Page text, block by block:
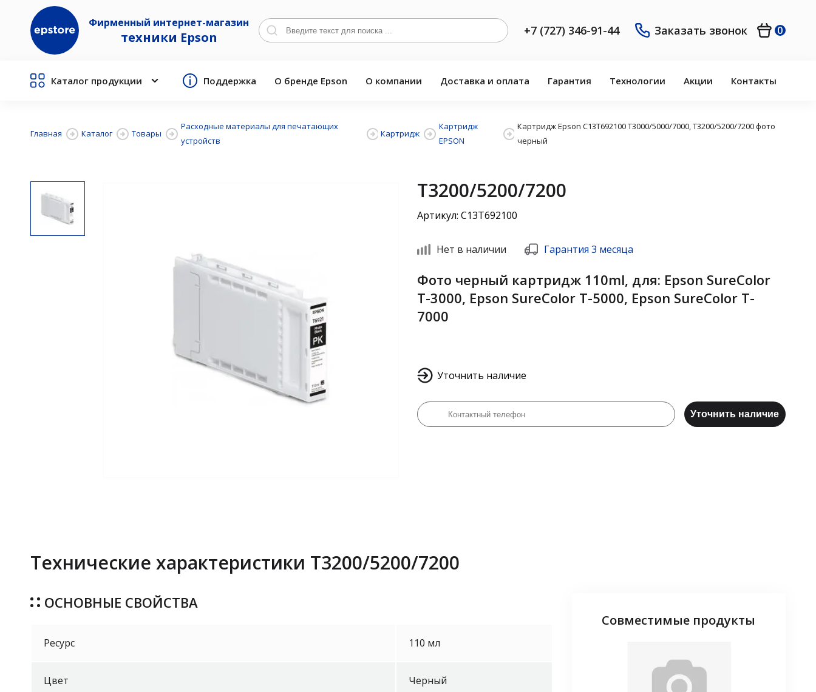
Фирменный интернет-магазин
техники Epson +7 (727) 346-91-44 Заказать звонок 0
Каталог продукции Поддержка О бренде Epson О компании Доставка и оплата Гарантия Технологии Акции Контакты
Главная Каталог Товары
Расходные материалы для печатающих
устройств
Картридж
Картридж
EPSON
Картридж Epson C13T692100 T3000/5000/7000, Т3200/5200/7200 фото
черный
Т3200/5200/7200
Артикул: C13T692100
Нет в наличии Гарантия 3 месяца
Фото черный картридж 110ml, для: Epson SureColor
T-3000, Epson SureColor T-5000, Epson SureColor T-
7000
Уточнить наличие
Уточнить наличие
Технические характеристики Т3200/5200/7200
ОСНОВНЫЕ СВОЙСТВА
Ресурс 110 мл
Цвет Черный
Совместимые продукты